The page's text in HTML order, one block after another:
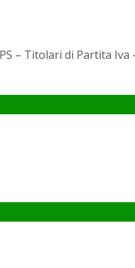
– Titolari di Partita